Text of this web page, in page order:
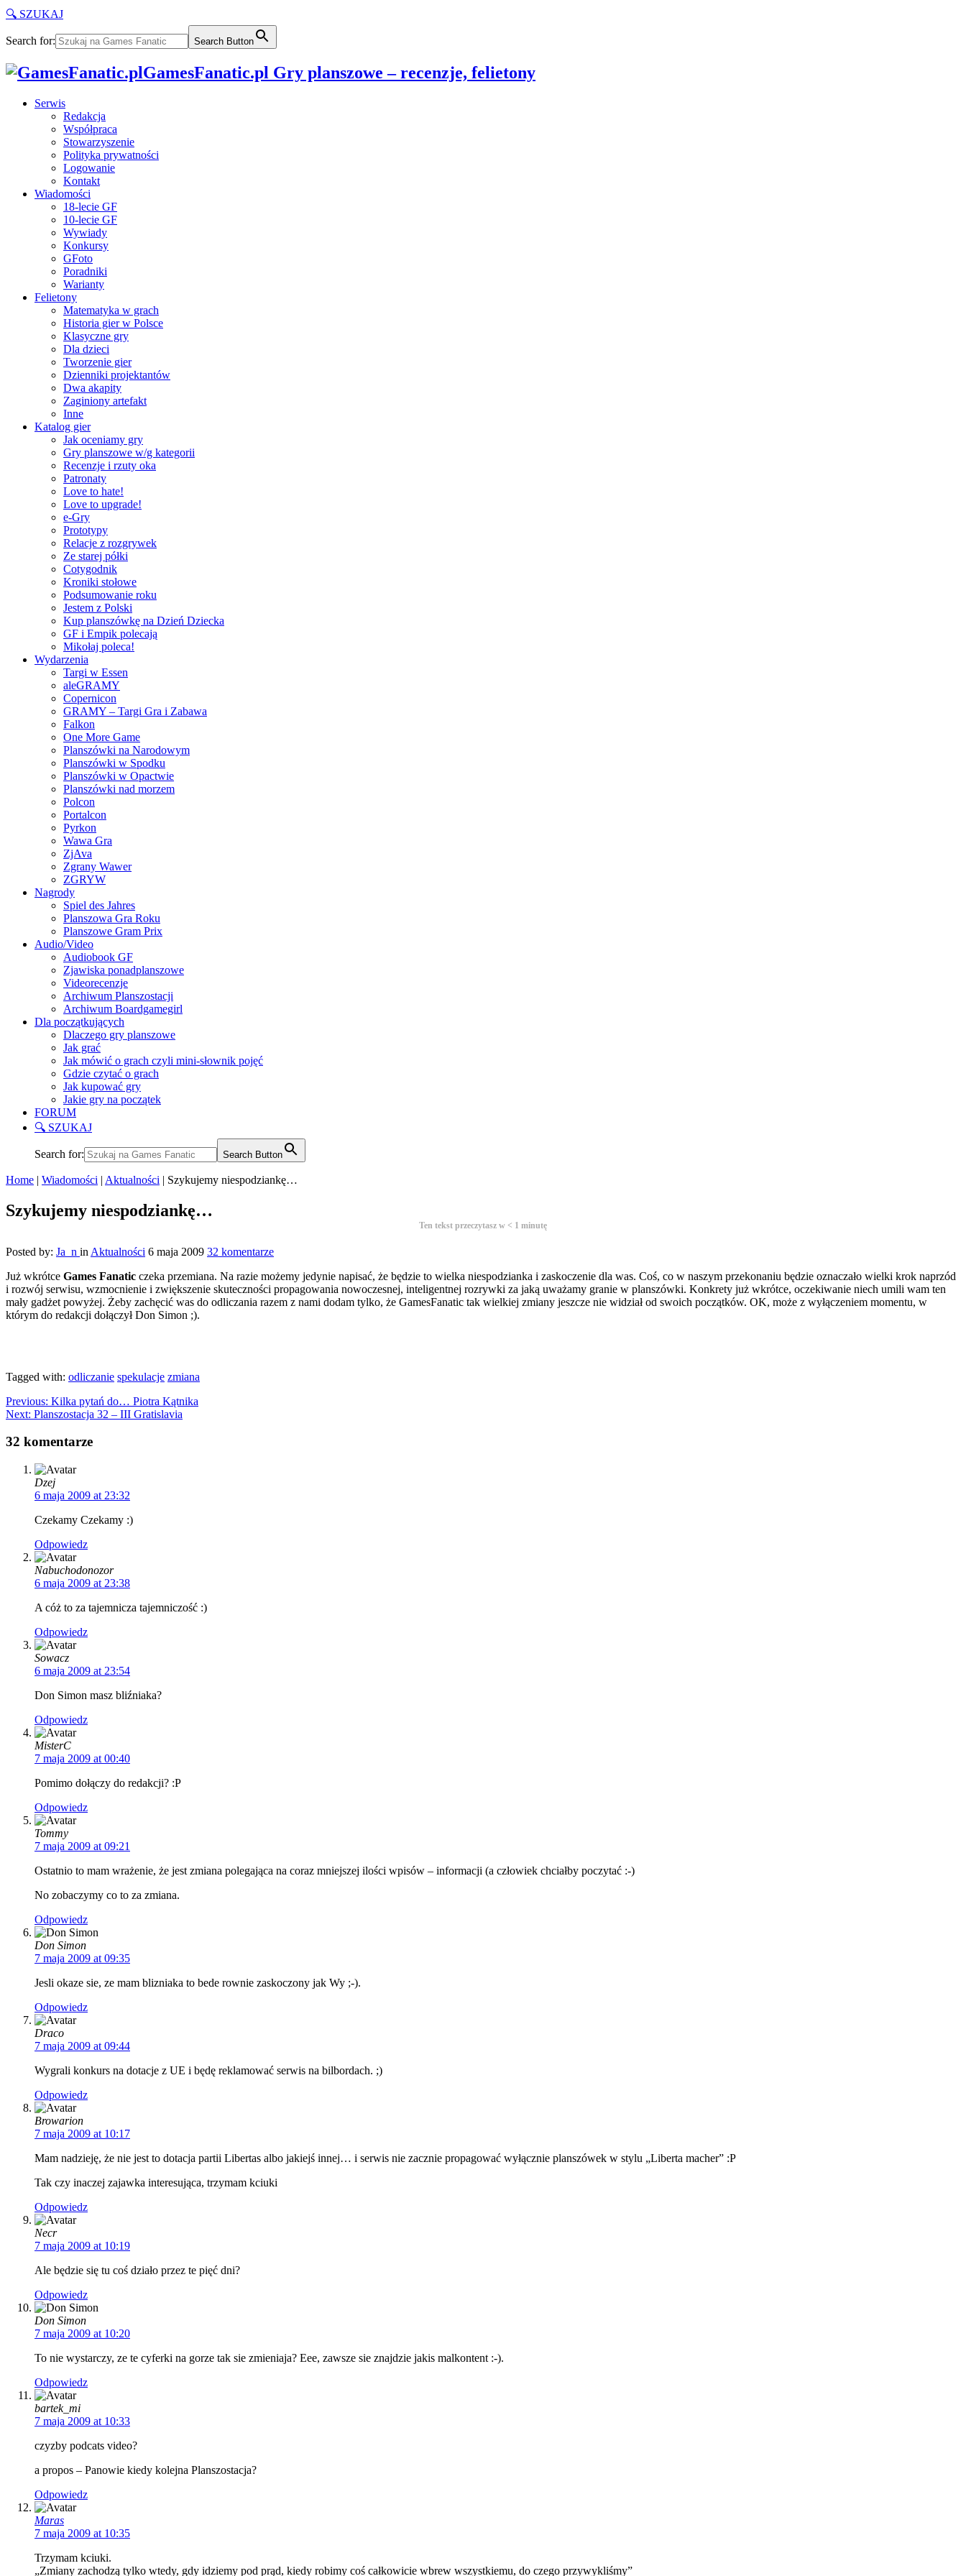
🔍 SZUKAJ
Search for: Search Button
GamesFanatic.pl Gry planszowe – recenzje, felietony
Serwis
Redakcja
Współpraca
Stowarzyszenie
Polityka prywatności
Logowanie
Kontakt
Wiadomości
18-lecie GF
10-lecie GF
Wywiady
Konkursy
GFoto
Poradniki
Warianty
Felietony
Matematyka w grach
Historia gier w Polsce
Klasyczne gry
Dla dzieci
Tworzenie gier
Dzienniki projektantów
Dwa akapity
Zaginiony artefakt
Inne
Katalog gier
Jak oceniamy gry
Gry planszowe w/g kategorii
Recenzje i rzuty oka
Patronaty
Love to hate!
Love to upgrade!
e-Gry
Prototypy
Relacje z rozgrywek
Ze starej półki
Cotygodnik
Kroniki stołowe
Podsumowanie roku
Jestem z Polski
Kup planszówkę na Dzień Dziecka
GF i Empik polecają
Mikołaj poleca!
Wydarzenia
Targi w Essen
aleGRAMY
Copernicon
GRAMY – Targi Gra i Zabawa
Falkon
One More Game
Planszówki na Narodowym
Planszówki w Spodku
Planszówki w Opactwie
Planszówki nad morzem
Polcon
Portalcon
Pyrkon
Wawa Gra
ZjAva
Zgrany Wawer
ZGRYW
Nagrody
Spiel des Jahres
Planszowa Gra Roku
Planszowe Gram Prix
Audio/Video
Audiobook GF
Zjawiska ponadplanszowe
Videorecenzje
Archiwum Planszostacji
Archiwum Boardgamegirl
Dla początkujących
Dlaczego gry planszowe
Jak grać
Jak mówić o grach czyli mini-słownik pojęć
Gdzie czytać o grach
Jak kupować gry
Jakie gry na początek
FORUM
🔍 SZUKAJ
Search for: Search Button
Home | Wiadomości | Aktualności | Szykujemy niespodziankę…
Szykujemy niespodziankę…
Ten tekst przeczytasz w < 1 minutę
Posted by: Ja_n in Aktualności 6 maja 2009 32 komentarze
Już wkrótce Games Fanatic czeka przemiana. Na razie możemy jedynie napisać, że będzie to wielka niespodzianka i zaskoczenie dla was. Coś, co w naszym przekonaniu będzie oznaczało wielki krok naprzód
i rozwój serwisu, wzmocnienie i zwiększenie skuteczności propagowania nowoczesnej, inteligentnej rozrywki za jaką uważamy granie w planszówki. Konkrety już wkrótce, oczekiwanie niech umili wam ten
mały gadżet powyżej. Żeby zachęcić was do odliczania razem z nami dodam tylko, że GamesFanatic tak wielkiej zmiany jeszcze nie widział od swoich początków. OK, może z wyłączeniem momentu, w
którym do redakcji dołączył Don Simon ;).
Tagged with: odliczanie spekulacje zmiana
Previous: Kilka pytań do… Piotra Kątnika
Next: Planszostacja 32 – III Gratislavia
32 komentarze
Dzej
6 maja 2009 at 23:32
Czekamy Czekamy :)
Odpowiedz
Nabuchodonozor
6 maja 2009 at 23:38
A cóż to za tajemnicza tajemniczość :)
Odpowiedz
Sowacz
6 maja 2009 at 23:54
Don Simon masz bliźniaka?
Odpowiedz
MisterC
7 maja 2009 at 00:40
Pomimo dołączy do redakcji? :P
Odpowiedz
Tommy
7 maja 2009 at 09:21
Ostatnio to mam wrażenie, że jest zmiana polegająca na coraz mniejszej ilości wpisów – informacji (a człowiek chciałby poczytać :-)
No zobaczymy co to za zmiana.
Odpowiedz
Don Simon
7 maja 2009 at 09:35
Jesli okaze sie, ze mam blizniaka to bede rownie zaskoczony jak Wy ;-).
Odpowiedz
Draco
7 maja 2009 at 09:44
Wygrali konkurs na dotacje z UE i będę reklamować serwis na bilbordach. ;)
Odpowiedz
Browarion
7 maja 2009 at 10:17
Mam nadzieję, że nie jest to dotacja partii Libertas albo jakiejś innej… i serwis nie zacznie propagować wyłącznie planszówek w stylu „Liberta macher” :P
Tak czy inaczej zajawka interesująca, trzymam kciuki
Odpowiedz
Necr
7 maja 2009 at 10:19
Ale będzie się tu coś działo przez te pięć dni?
Odpowiedz
Don Simon
7 maja 2009 at 10:20
To nie wystarczy, ze te cyferki na gorze tak sie zmieniaja? Eee, zawsze sie znajdzie jakis malkontent :-).
Odpowiedz
bartek_mi
7 maja 2009 at 10:33
czyzby podcats video?
a propos – Panowie kiedy kolejna Planszostacja?
Odpowiedz
Maras
7 maja 2009 at 10:35
Trzymam kciuki.
„Zmiany zachodzą tylko wtedy, gdy idziemy pod prąd, kiedy robimy coś całkowicie wbrew wszystkiemu, do czego przywykliśmy”